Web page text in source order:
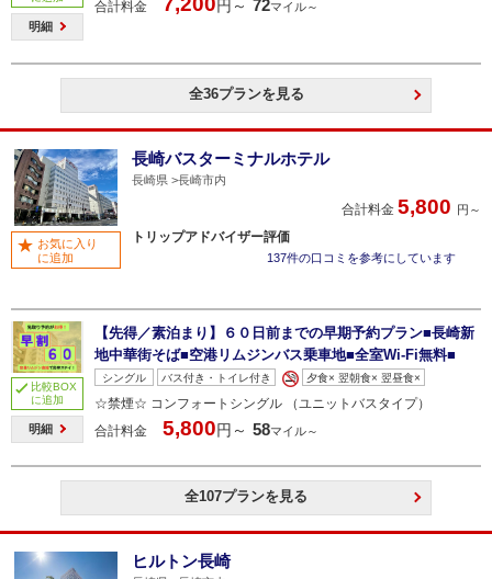
明細
合計料金
円～ 72マイル～
全36プランを見る
長崎バスターミナルホテル
長崎県 長崎市内
合計料金 5,800 円～
トリップアドバイザー評価
137件の口コミを参考にしています
お気に入り
に追加
比較BOX
に追加
明細
【先得／素泊まり】６０日前までの早期予約プラン■長崎新
地中華街そば■空港リムジンバス乗車地■全室Wi-Fi無料■
シングル バス付き・トイレ付き 夕食× 翌朝食× 翌昼食×
☆禁煙☆ コンフォートシングル （ユニットバスタイプ）
合計料金
5,800円～ 58マイル～
全107プランを見る
ヒルトン長崎